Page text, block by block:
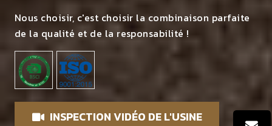
Nous choisir, c'est choisir la combinaison parfaite
de la qualité et de la responsabilité !
INSPECTION VIDÉO DE L'USINE